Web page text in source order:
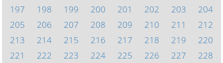
197
198 199 200 201 202 203
204
205
206 207 208 209 210 211
212
213
214 215 216 217 218 219
220
221
222 223 224 225 226 227
228